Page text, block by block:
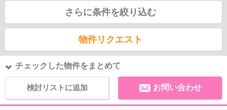
さらに条件を絞り込む
物件リクエスト
チェックした物件をまとめて
検討リストに追加 お問い合わせ